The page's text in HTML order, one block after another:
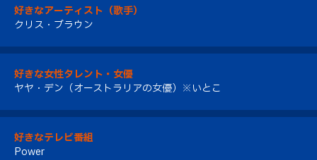
好きなアーティスト（歌手）
クリス・ブラウン
好きな女性タレント・女優
ヤヤ・デン（オーストラリアの女優）※いとこ
好きなテレビ番組
Power